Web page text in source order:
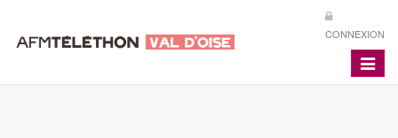
CONNEXION
Toggle